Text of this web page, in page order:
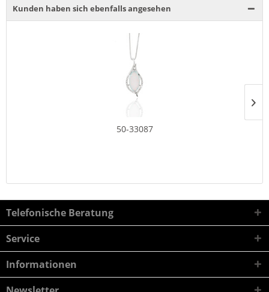
Kunden haben sich ebenfalls angesehen
50-33087
Telefonische Beratung
Service
Informationen